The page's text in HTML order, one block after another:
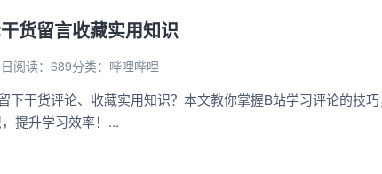
货留言收藏实用知识
阅读：689分类： 哔哩哔哩
下干货评论、收藏实用知识？本文教你掌握B站学习评论的技
提升学习效率！...